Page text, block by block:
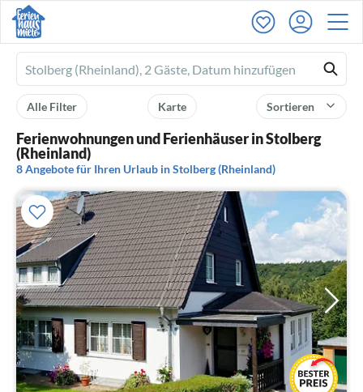
Ferienhausmiete
logo
Sortieren
Karte
Alle Filter
Ferienwohnungen und Ferienhäuser in Stolberg
(Rheinland)
8 Angebote für Ihren Urlaub in Stolberg (Rheinland)